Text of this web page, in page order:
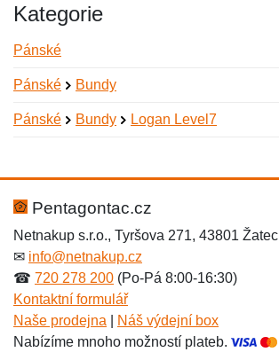
Kategorie
Pánské
Pánské Bundy
Pánské Bundy Logan Level7
Hodnocení:
Jméno: *
Jméno:
E-mail:*
Pentagontac.cz
Netnakup s.r.o., Tyršova 271, 43801 Žatec
✉ info@netnakup.cz
☎ 720 278 200 (Po-Pá 8:00-16:30)
Kontaktní formulář
Naše prodejna
Náš výdejní box
Nabízíme mnoho možností plateb.